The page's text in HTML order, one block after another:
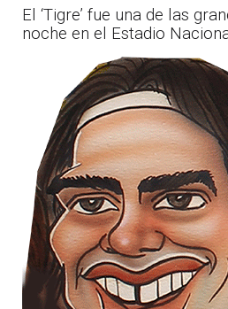
El ‘Tigre’ fue una de las
noche en el Estadio